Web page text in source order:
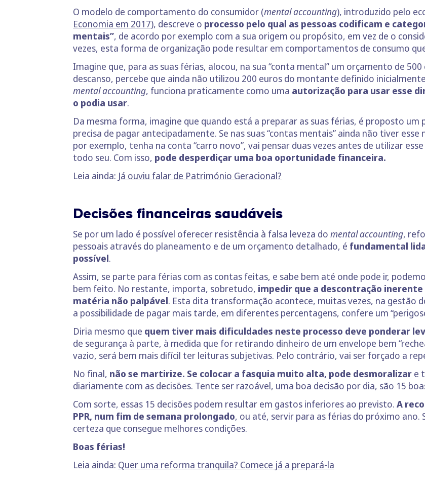
O modelo de comportamento do consumidor (mental accounting), introduzido pelo
Economia em 2017), descreve o processo pelo qual as pessoas codificam e
mentais”, de acordo por exemplo com a sua origem ou propósito, em vez de o
vezes, esta forma de organização pode resultar em comportamentos de consumo
Imagine que, para as suas férias, alocou, na sua “conta mental” um orçamento de
descanso, percebe que ainda não utilizou 200 euros do montante definido
mental accounting, funciona praticamente como uma autorização para usar esse
o podia usar.
Da mesma forma, imagine que quando está a preparar as suas férias, é proposto
precisa de pagar antecipadamente. Se nas suas “contas mentais” ainda não tiver
por exemplo, tenha na conta “carro novo”, vai pensar duas vezes antes de utilizar
todo seu. Com isso, pode desperdiçar uma boa oportunidade financeira.
Leia ainda: Já ouviu falar de Património Geracional?
Decisões financeiras saudáveis
Se por um lado é possível oferecer resistência à falsa leveza do mental accounting,
pessoais através do planeamento e de um orçamento detalhado, é fundamental
possível.
Assim, se parte para férias com as contas feitas, e sabe bem até onde pode ir,
bem feito. No restante, importa, sobretudo, impedir que a descontração
matéria não palpável. Esta dita transformação acontece, muitas vezes, na gestão
a possibilidade de pagar mais tarde, em diferentes percentagens, confere um
Diria mesmo que quem tiver mais dificuldades neste processo deve ponderar
de segurança à parte, à medida que for retirando dinheiro de um envelope bem
vazio, será bem mais difícil ter leituras subjetivas. Pelo contrário, vai ser forçado a
No final, não se martirize. Se colocar a fasquia muito alta, pode desmoralizar e
diariamente com as decisões. Tente ser razoável, uma boa decisão por dia, são 15
Com sorte, essas 15 decisões podem resultar em gastos inferiores ao previsto. A
PPR, num fim de semana prolongado, ou até, servir para as férias do próximo ano.
certeza que consegue melhores condições.
Boas férias!
Leia ainda: Quer uma reforma tranquila? Comece já a prepará-la